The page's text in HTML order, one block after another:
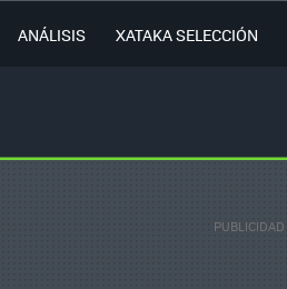
ANÁLISIS XATAKA SELECCIÓN